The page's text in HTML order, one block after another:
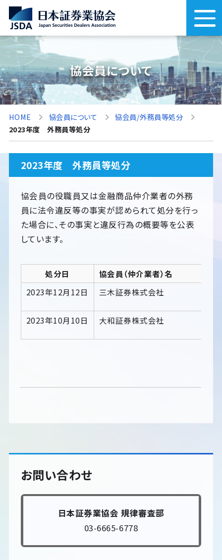
協会員について
HOME 協会員について
協会員/外務員等処分
2023年度 外務員等処分
2023年度 外務員等処分
協会員の役職員又は金融商品仲介業者の外務
員に法令違反等の事実が認められて処分を行っ
た場合に、その事実と違反行為の概要等を公表
しています。
処分日 協会員（仲介業者）名
2023年12月12日
三木証券株式会社
2023年10月10日
大和証券株式会社
お問い合わせ
日本証券業協会 規律審査部
03-6665-6778